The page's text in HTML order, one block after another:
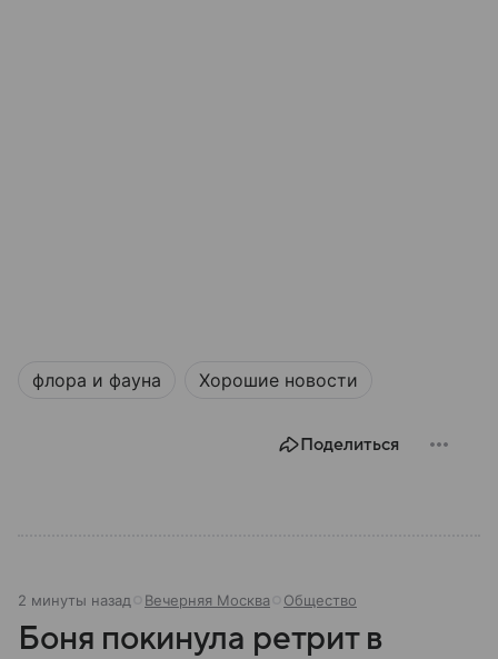
флора и фауна Хорошие новости
Поделиться
2 минуты назад Вечерняя Москва Общество
Боня покинула ретрит в